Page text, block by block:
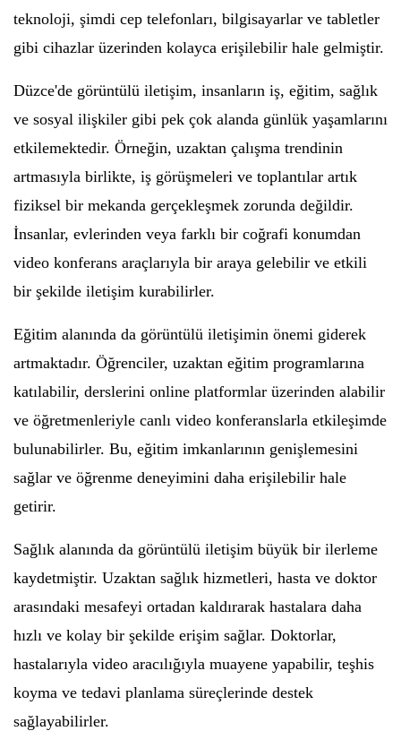
teknoloji, şimdi cep telefonları, bilgisayarlar ve tabletler
gibi cihazlar üzerinden kolayca erişilebilir hale gelmiştir.
Düzce'de görüntülü iletişim, insanların iş, eğitim, sağlık
ve sosyal ilişkiler gibi pek çok alanda günlük yaşamlarını
etkilemektedir. Örneğin, uzaktan çalışma trendinin
artmasıyla birlikte, iş görüşmeleri ve toplantılar artık
fiziksel bir mekanda gerçekleşmek zorunda değildir.
İnsanlar, evlerinden veya farklı bir coğrafi konumdan
video konferans araçlarıyla bir araya gelebilir ve etkili
bir şekilde iletişim kurabilirler.
Eğitim alanında da görüntülü iletişimin önemi giderek
artmaktadır. Öğrenciler, uzaktan eğitim programlarına
katılabilir, derslerini online platformlar üzerinden alabilir
ve öğretmenleriyle canlı video konferanslarla etkileşimde
bulunabilirler. Bu, eğitim imkanlarının genişlemesini
sağlar ve öğrenme deneyimini daha erişilebilir hale
getirir.
Sağlık alanında da görüntülü iletişim büyük bir ilerleme
kaydetmiştir. Uzaktan sağlık hizmetleri, hasta ve doktor
arasındaki mesafeyi ortadan kaldırarak hastalara daha
hızlı ve kolay bir şekilde erişim sağlar. Doktorlar,
hastalarıyla video aracılığıyla muayene yapabilir, teşhis
koyma ve tedavi planlama süreçlerinde destek
sağlayabilirler.